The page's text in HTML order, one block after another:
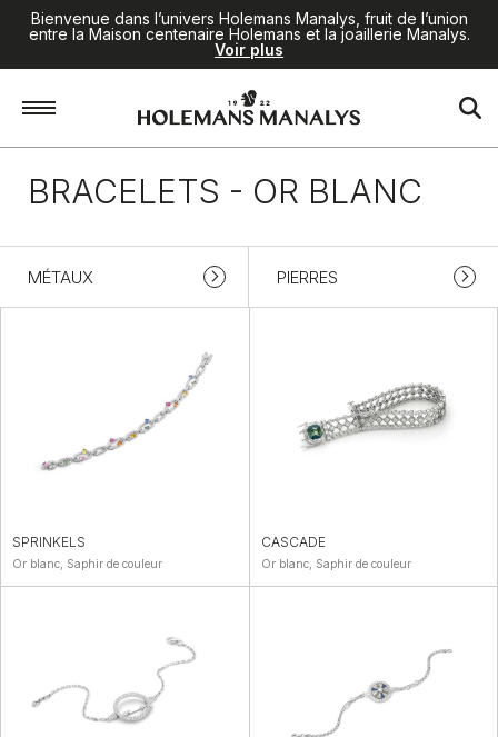
Bienvenue dans l’univers Holemans Manalys, fruit de l’union
entre la Maison centenaire Holemans et la joaillerie Manalys.
Voir plus
Joaillerie / Bracelets / Or blanc
BRACELETS - OR BLANC
MÉTAUX PIERRES
SPRINKELS
Or blanc, Saphir de couleur
CASCADE
Or blanc, Saphir de couleur